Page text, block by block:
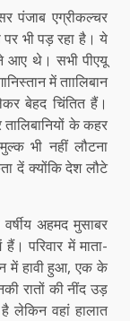
पंजाब एग्रीकल्चर
भी पड़ रहा है। ये
आए थे। सभी पीएयू
में ताालिबान
बेहद चिंतित हैं।
के कहर
भी नहीं लौटना
दें क्योंकि देश लौटे
अहमद मुसाबर
परिवार में माता-
में हावी हुआ, एक के
रातों की नींद उड़
लेकिन वहां हालात